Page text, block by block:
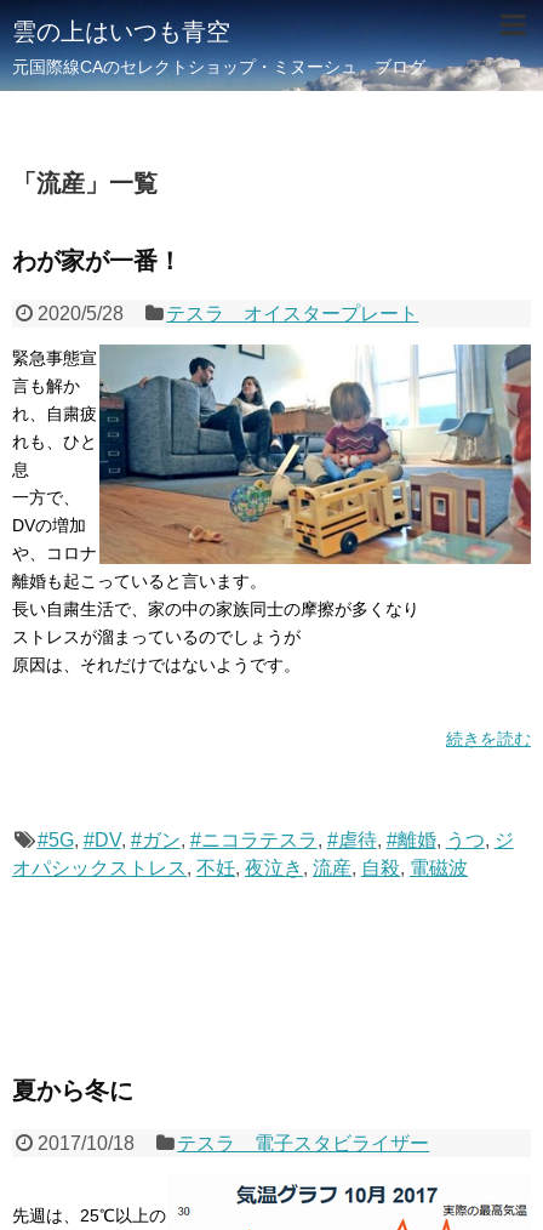
雲の上はいつも青空
元国際線CAのセレクトショップ・ミヌーシュ ブログ
「 流産 」 一覧
わが家が一番！
2020/5/28 テスラ オイスタープレート
緊急事態宣
言も解か
れ、自粛疲
れも、ひと
息
一方で、
DVの増加
や、コロナ
離婚も起こっていると言います。
長い自粛生活で、家の中の家族同士の摩擦が多くなり
ストレスが溜まっているのでしょうが
原因は、それだけではないようです。
続きを読む
#5G, #DV, #ガン, #ニコラテスラ, #虐待, #離婚, うつ, ジ
オパシックストレス, 不妊, 夜泣き , 流産, 自殺, 電磁波
夏から冬に
2017/10/18 テスラ 電子スタビライザー
先週は、25℃以上の